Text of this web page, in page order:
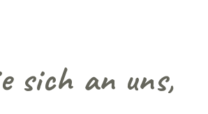
sich an uns,